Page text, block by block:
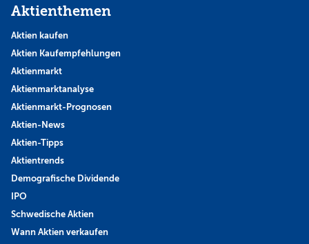
Aktienthemen
Aktien kaufen
Aktien Kaufempfehlungen
Aktienmarkt
Aktienmarktanalyse
Aktienmarkt-Prognosen
Aktien-News
Aktien-Tipps
Aktientrends
Demografische Dividende
IPO
Schwedische Aktien
Wann Aktien verkaufen